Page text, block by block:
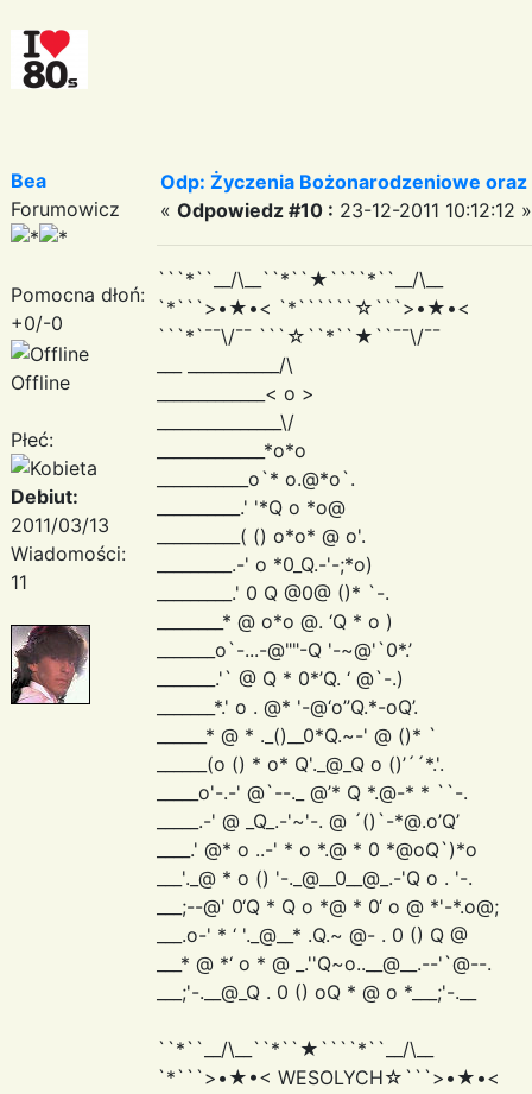
Bea
Forumowicz
Pomocna dłoń:
+0/-0
Offline
Płeć:
Debiut:
2011/03/13
Wiadomości:
11
Odp: Życzenia Bożonarodzeniowe
« Odpowiedz #10 : 23-12-2011 10:12:12 »
```*``__/\__``*``★````*``__/\__
`*```>•★•< `*``````☆```>•★•<
```*`¯¯\/¯¯ ```☆``*``★``¯¯\/¯¯
___ ___________/\
_____________< o >
_______________\/
_____________*o*o
___________o`* o.@*o`.
__________.' '*Q o *o@
__________( () o*o* @ o'.
_________.-' o *0_Q.-'-;*o)
_________.' 0 Q @0@ ()* `-.
________* @ o*o @. ‘Q * o )
_______o`-...-@""-Q '-~@'`0*.’
_______.'` @ Q * 0*’Q. ‘ @`-.)
_______*.' o . @* '-@‘o’’Q.*-oQ’.
______* @ * ._()__0*Q.~-' @ ()* `
______(o () * o* Q'._@_Q o ()’´´*.'.
_____o'-.-' @`--._ @’* Q *.@-* * ``-.
_____.-' @ _Q_.-'~'-. @ ´()`-*@.o’Q’
____.' @* o ..-' * o *.@ * 0 *@oQ`)*o
___'._@ * o () '-._@__0__@_.-'Q o . '-.
___;--@' 0‘Q * Q o *@ * 0‘ o @ *'-*.o@;
___.o-' * ‘ '._@__* .Q.~ @- . 0 () Q @
___* @ *‘ o * @ _.''Q~o..__@__.--'`@--.
___;'-.__@_Q . 0 () oQ * @ o *___;'-.__
``*``__/\__``*``★````*``__/\__
`*```>•★•< WESOLYCH☆```>•★•<